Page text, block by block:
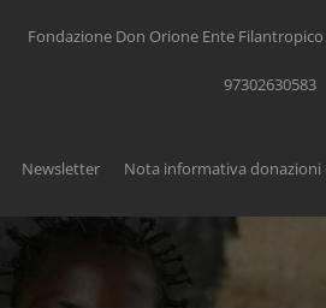
Fondazione Don Orione Ente
97302630583
Newsletter Nota informativa donazioni